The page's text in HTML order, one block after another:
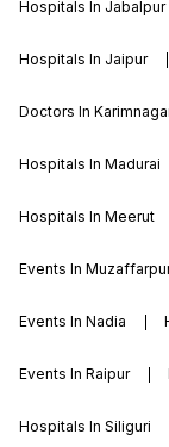
Hospitals In Jabalpur
Hospitals In Jaipur
Doctors In
Hospitals In Madurai
Hospitals In Meerut
Events In
Events In Nadia
Events In Raipur
Hospitals In Siliguri